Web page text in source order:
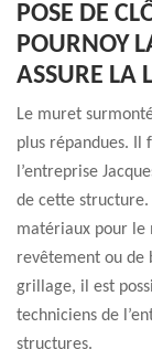
POSE DE
POURNOY
ASSURE LA
Le muret
plus répandues. Il
l’entreprise
de cette structure.
matériaux pour le
revêtement ou de
grillage, il est
techniciens de
structures.